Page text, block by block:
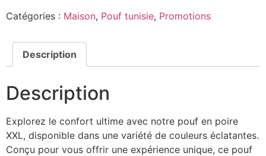
Catégories : Maison, Pouf tunisie, Promotions
Description
Description
Explorez le confort ultime avec notre pouf en poire
XXL, disponible dans une variété de couleurs éclatantes.
Conçu pour vous offrir une expérience unique, ce pouf